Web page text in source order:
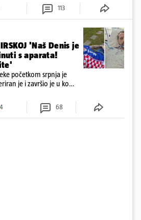
113
'Naš Denis je
s aparata!
početkom srpnja je
je i završio je u komi.
u oporavak: 'Imamo
68